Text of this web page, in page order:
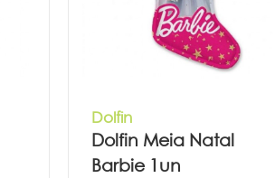
Dolfin
Dolfin Meia Natal
Barbie 1un